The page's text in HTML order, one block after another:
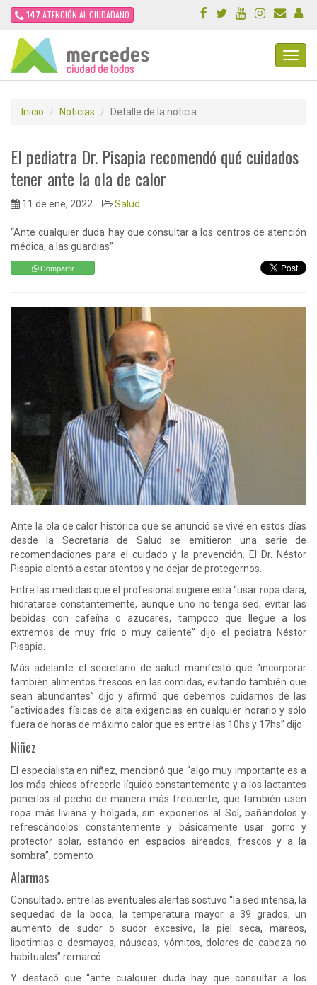
147 ATENCIÓN AL CIUDADANO
Inicio Noticias Detalle de la noticia
El pediatra Dr. Pisapia recomendó qué cuidados
tener ante la ola de calor
11 de ene, 2022 Salud
“Ante cualquier duda hay que consultar a los centros de atención
médica, a las guardias”
Compartir
Ante la ola de calor histórica que se anunció se vivé en estos días
desde la Secretaría de Salud se emitieron una serie de
recomendaciones para el cuidado y la prevención. El Dr. Néstor
Pisapia alentó a estar atentos y no dejar de protegernos.
Entre las medidas que el profesional sugiere está “usar ropa clara,
hidratarse constantemente, aunque uno no tenga sed, evitar las
bebidas con cafeína o azucares, tampoco que llegue a los
extremos de muy frío o muy caliente” dijo el pediatra Néstor
Pisapia.
Más adelante el secretario de salud manifestó que “incorporar
también alimentos frescos en las comidas, evitando también que
sean abundantes” dijo y afirmó que debemos cuidarnos de las
“actividades físicas de alta exigencias en cualquier horario y sólo
fuera de horas de máximo calor que es entre las 10hs y 17hs” dijo
Niñez
El especialista en niñez, mencionó que “algo muy importante es a
los más chicos ofrecerle líquido constantemente y a los lactantes
ponerlos al pecho de manera más frecuente, que también usen
ropa más liviana y holgada, sin exponerlos al Sol, bañándolos y
refrescándolos constantemente y básicamente usar gorro y
protector solar, estando en espacios aireados, frescos y a la
sombra”, comento
Alarmas
Consultado, entre las eventuales alertas sostuvo “la sed intensa, la
sequedad de la boca, la temperatura mayor a 39 grados, un
aumento de sudor o sudor excesivo, la piel seca, mareos,
lipotimias o desmayos, náuseas, vómitos, dolores de cabeza no
habituales” remarcó
Y destacó que “ante cualquier duda hay que consultar a los